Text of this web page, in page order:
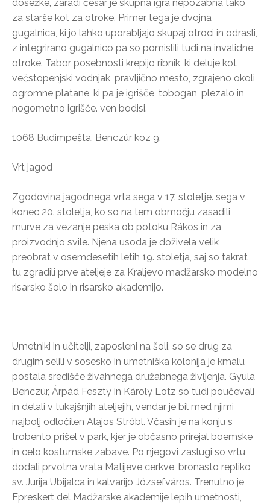
dosežke, zaradi česar je skupna igra nepozabna tako
za starše kot za otroke. Primer tega je dvojna
gugalnica, ki jo lahko uporabljajo skupaj otroci in odrasli,
z integrirano gugalnico pa so pomislili tudi na invalidne
otroke. Tabor posebnosti krepijo ribnik, ki deluje kot
večstopenjski vodnjak, pravljično mesto, zgrajeno okoli
ogromne platane, ki pa je igrišče, tobogan, plezalo in
nogometno igrišče. ven bodisi.
1068 Budimpešta, Benczúr köz 9.
Vrt jagod
Zgodovina jagodnega vrta sega v 17. stoletje. sega v
konec 20. stoletja, ko so na tem območju zasadili
murve za vezanje peska ob potoku Rákos in za
proizvodnjo svile. Njena usoda je doživela velik
preobrat v osemdesetih letih 19. stoletja, saj so takrat
tu zgradili prve ateljeje za Kraljevo madžarsko modelno
risarsko šolo in risarsko akademijo.
Umetniki in učitelji, zaposleni na šoli, so se drug za
drugim selili v sosesko in umetniška kolonija je kmalu
postala središče živahnega družabnega življenja. Gyula
Benczúr, Árpád Feszty in Károly Lotz so tudi poučevali
in delali v tukajšnjih ateljejih, vendar je bil med njimi
najbolj odločilen Alajos Stróbl. Včasih je na konju s
trobento prišel v park, kjer je občasno prirejal boemske
in celo kostumske zabave. Po njegovi zaslugi so vrtu
dodali prvotna vrata Matijeve cerkve, bronasto repliko
sv. Jurija Ubijalca in kalvarijo Józsefváros. Trenutno je
Epreskert del Madžarske akademije lepih umetnosti,